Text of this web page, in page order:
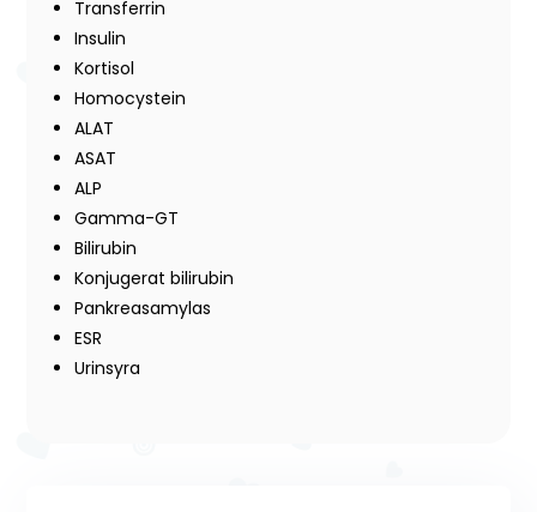
Transferrin
Insulin
Kortisol
Homocystein
ALAT
ASAT
ALP
Gamma-GT
Bilirubin
Konjugerat bilirubin
Pankreasamylas
ESR
Urinsyra